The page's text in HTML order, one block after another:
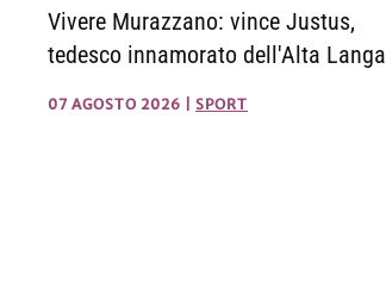
Vivere Murazzano: vince Justus,
tedesco innamorato dell'Alta Langa
07 AGOSTO 2026 SPORT